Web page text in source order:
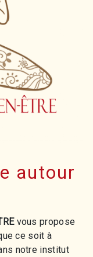
autour
vous propose
ce soit à
notre institut